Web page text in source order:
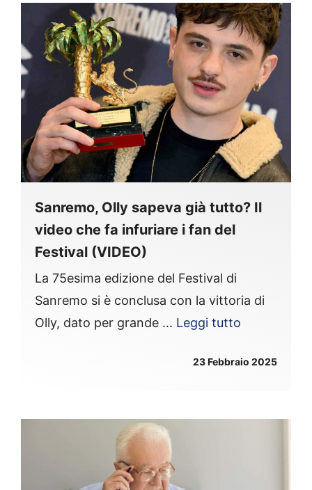
Sanremo, Olly sapeva già tutto? Il
video che fa infuriare i fan del
Festival (VIDEO)
La 75esima edizione del Festival di
Sanremo si è conclusa con la vittoria di
Olly, dato per grande ... Leggi tutto
23 Febbraio 2025